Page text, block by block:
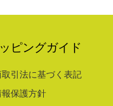
ピングガイド
引法に基づく表記
保護方針